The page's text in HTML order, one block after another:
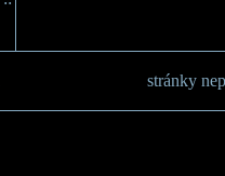
stránky